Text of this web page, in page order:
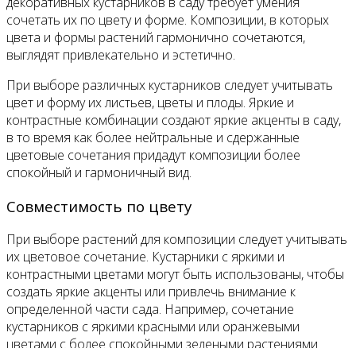
сочетать их по цвету и форме. Композиции, в которых
цвета и формы растений гармонично сочетаются,
выглядят привлекательно и эстетично.
При выборе различных кустарников следует учитывать
цвет и форму их листьев, цветы и плоды. Яркие и
контрастные комбинации создают яркие акценты в саду,
в то время как более нейтральные и сдержанные
цветовые сочетания придадут композиции более
спокойный и гармоничный вид.
Совместимость по цвету
При выборе растений для композиции следует учитывать
их цветовое сочетание. Кустарники с яркими и
контрастными цветами могут быть использованы, чтобы
создать яркие акценты или привлечь внимание к
определенной части сада. Например, сочетание
кустарников с яркими красными или оранжевыми
цветами с более спокойными зелеными растениями